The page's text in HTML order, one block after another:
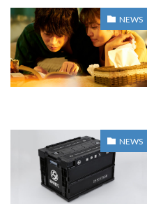
NEWS
NEWS